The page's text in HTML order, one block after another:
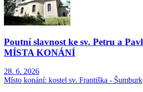
Poutní slavnost ke sv. Petru a
MÍSTA KONÁNÍ
28. 6. 2026
Místo konání: kostel sv. Františka -